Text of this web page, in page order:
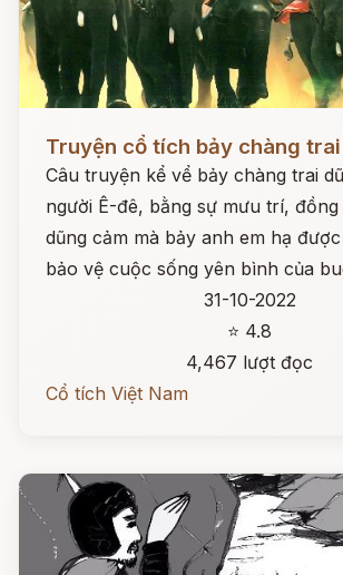
Truyện cổ tích bảy chàng
Câu truyện kể vể bảy chàng trai
người Ê-đê, bằng sự mưu trí,
dũng cảm mà bảy anh em hạ
bảo vệ cuộc sống yên bình của
31-10-2022
⭐ 4.8
4,467 lượt đọc
Cổ tích Việt Nam